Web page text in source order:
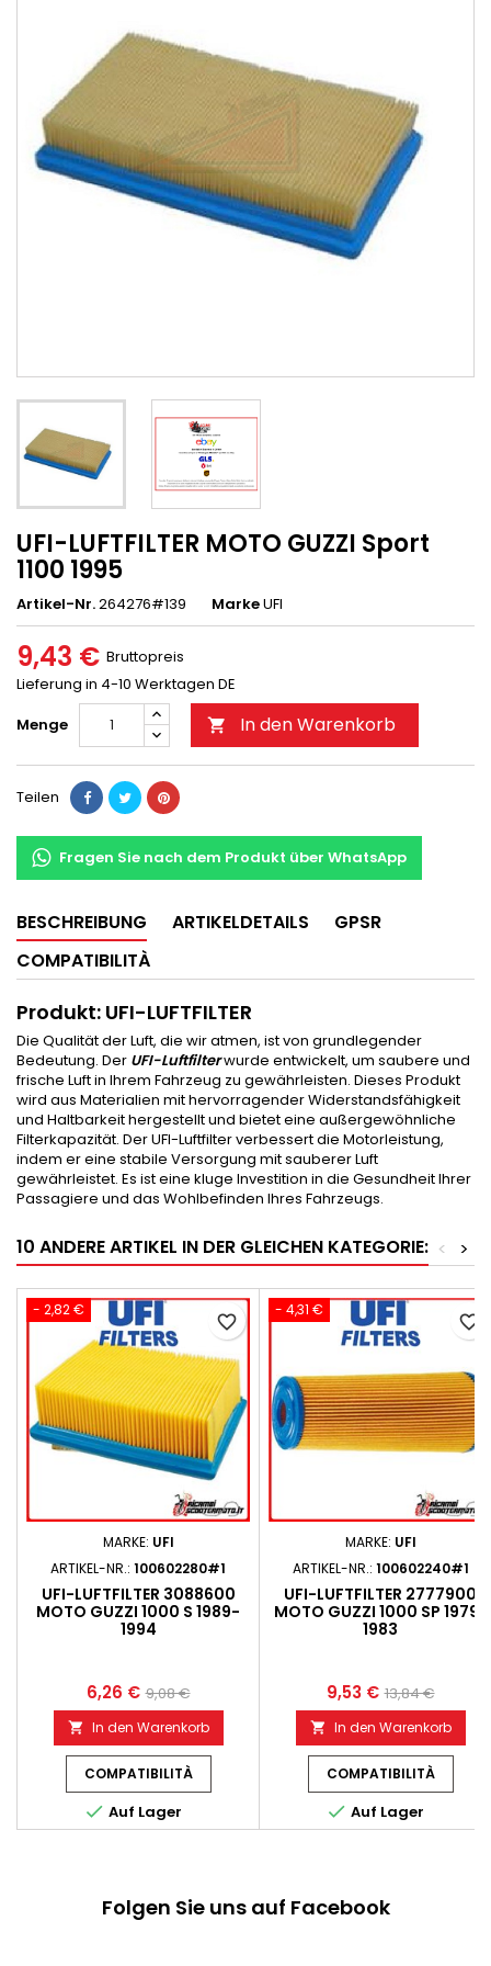
UFI-LUFTFILTER MOTO GUZZI Sport
1100 1995
Artikel-Nr.264276#139 MarkeUFI
9,43 € Bruttopreis
Lieferung in 4-10 Werktagen DE
Menge
 In den Warenkorb
Teilen
Fragen Sie nach dem Produkt über WhatsApp
BESCHREIBUNG ARTIKELDETAILS
GPSR
COMPATIBILITÀ
Produkt: UFI-LUFTFILTER
Die Qualität der Luft, die wir atmen, ist von grundlegender
Bedeutung. Der UFI-Luftfilterwurde entwickelt, um saubere und
frische Luft in Ihrem Fahrzeug zu gewährleisten. Dieses Produkt
wird aus Materialien mit hervorragender Widerstandsfähigkeit
und Haltbarkeit hergestellt und bietet eine außergewöhnliche
Filterkapazität. Der UFI-Luftfilter verbessert die Motorleistung,
indem er eine stabile Versorgung mit sauberer Luft
gewährleistet. Es ist eine kluge Investition in die Gesundheit Ihrer
Passagiere und das Wohlbefinden Ihres Fahrzeugs.
10 ANDERE ARTIKEL IN DER GLEICHEN KATEGORIE: >
<
- 2,82 €
MARKE: UFI
ARTIKEL-NR.: 100602280#1
UFI-LUFTFILTER 3088600
MOTO GUZZI 1000 S 1989-
1994
6,26 € 9,08 €
 In den Warenkorb
COMPATIBILITÀ
 Auf Lager
favorite_border
- 4,31 €
MARKE: UFI
ARTIKEL-NR.: 100602240#1
UFI-LUFTFILTER 2777900
MOTO GUZZI 1000 SP 1979-
1983
9,53 € 13,84 €
 In den Warenkorb
COMPATIBILITÀ
 Auf Lager
favorite_border
Folgen Sie uns auf Facebook